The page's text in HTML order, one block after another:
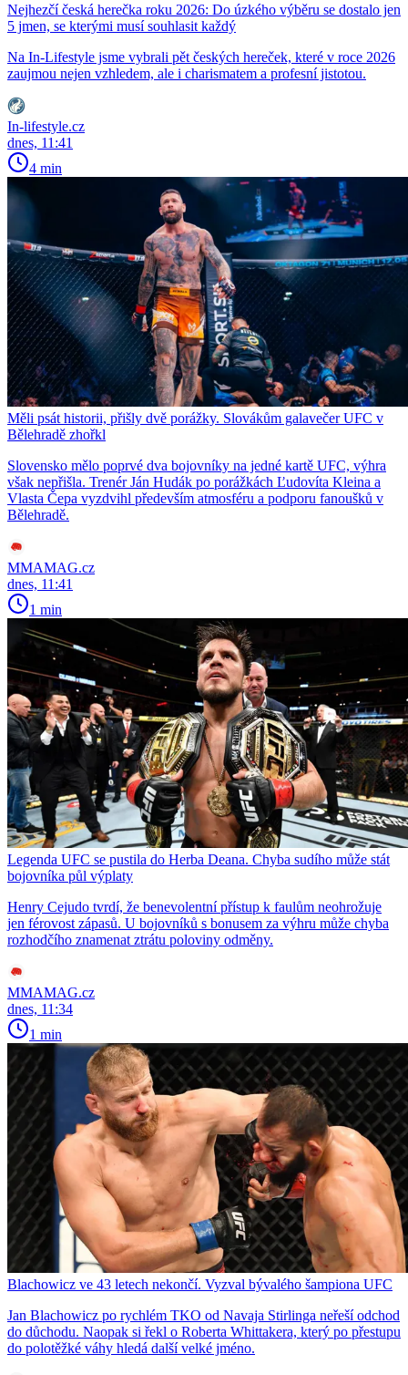
Nejhezčí česká herečka roku 2026: Do úzkého výběru se dostalo jen
5 jmen, se kterými musí souhlasit každý
Na In-Lifestyle jsme vybrali pět českých hereček, které v roce 2026
zaujmou nejen vzhledem, ale i charismatem a profesní jistotou.
In-lifestyle.cz
dnes, 11:41
4 min
Měli psát historii, přišly dvě porážky. Slovákům galavečer UFC v
Bělehradě zhořkl
Slovensko mělo poprvé dva bojovníky na jedné kartě UFC, výhra
však nepřišla. Trenér Ján Hudák po porážkách Ľudovíta Kleina a
Vlasta Čepa vyzdvihl především atmosféru a podporu fanoušků v
Bělehradě.
MMAMAG.cz
dnes, 11:41
1 min
Legenda UFC se pustila do Herba Deana. Chyba sudího může stát
bojovníka půl výplaty
Henry Cejudo tvrdí, že benevolentní přístup k faulům neohrožuje
jen férovost zápasů. U bojovníků s bonusem za výhru může chyba
rozhodčího znamenat ztrátu poloviny odměny.
MMAMAG.cz
dnes, 11:34
1 min
Blachowicz ve 43 letech nekončí. Vyzval bývalého šampiona UFC
Jan Blachowicz po rychlém TKO od Navaja Stirlinga neřeší odchod
do důchodu. Naopak si řekl o Roberta Whittakera, který po přestupu
do polotěžké váhy hledá další velké jméno.